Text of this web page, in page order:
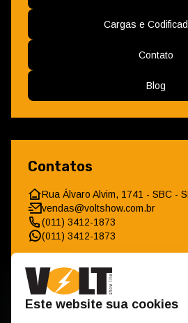
Este website sua cookies
Cargas e
Contato
Blog
Contatos
Rua Álvaro Alvim, 1741 - SBC -
vendas@voltshow.com.br
(011) 3412-1873
(011) 3412-1873
Horário de